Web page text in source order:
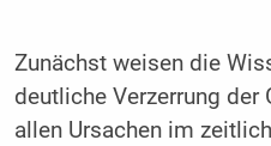
Zunächst weisen die
deutliche Verzerrung
allen Ursachen im